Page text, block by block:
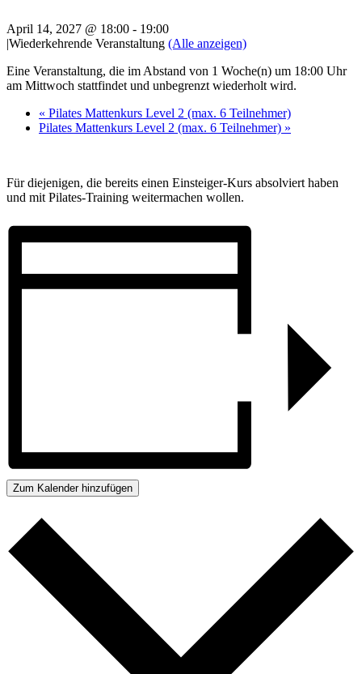
April 14, 2027 @ 18:00 - 19:00
|Wiederkehrende Veranstaltung (Alle anzeigen)
Eine Veranstaltung, die im Abstand von 1 Woche(n) um 18:00 Uhr
am Mittwoch stattfindet und unbegrenzt wiederholt wird.
« Pilates Mattenkurs Level 2 (max. 6 Teilnehmer)
Pilates Mattenkurs Level 2 (max. 6 Teilnehmer) »
Für diejenigen, die bereits einen Einsteiger-Kurs absolviert haben
und mit Pilates-Training weitermachen wollen.
Zum Kalender hinzufügen